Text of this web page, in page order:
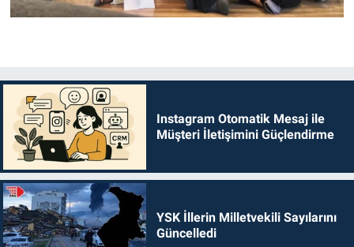
Instagram Otomatik Mesaj ile
Müşteri İletişimini Güçlendirme
YSK İllerin Milletvekili Sayılarını
Güncelledi